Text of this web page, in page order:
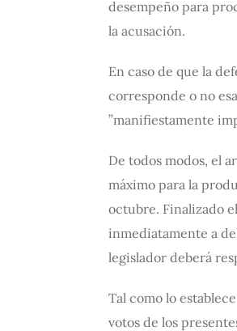
desempeño para
la acusación.
En caso de que la
corresponde o no
”manifiestamente
De todos modos, el
máximo para la
octubre. Finalizado
inmediatamente a
legislador deberá
Tal como lo
votos de los